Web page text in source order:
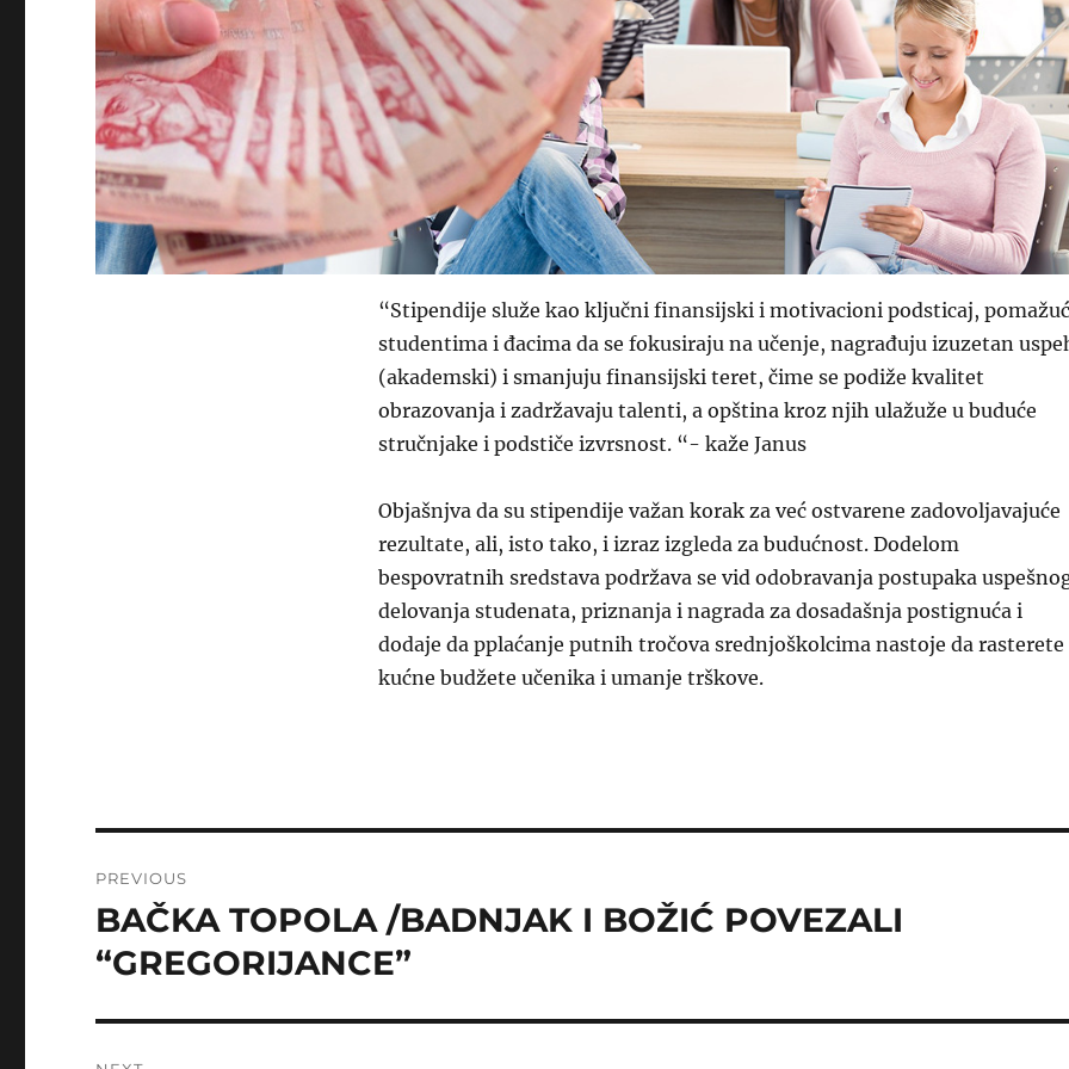
“Stipendije služe kao ključni finansijski i motivacioni podsticaj,
studentima i đacima da se fokusiraju na učenje, nagrađuju izuzetan
(akademski) i smanjuju finansijski teret, čime se podiže kvalitet
obrazovanja i zadržavaju talenti, a opština kroz njih ulažuže u buduće
stručnjake i podstiče izvrsnost. “- kaže Janus
Objašnjva da su stipendije važan korak za već ostvarene zadovoljavajuće
rezultate, ali, isto tako, i izraz izgleda za budućnost. Dodelom
bespovratnih sredstava podržava se vid odobravanja postupaka
delovanja studenata, priznanja i nagrada za dosadašnja postignuća i
dodaje da pplaćanje putnih tročova srednjoškolcima nastoje da rasterete
kućne budžete učenika i umanje trškove.
navigation
PREVIOUS
Previous
post:
BAČKA TOPOLA /BADNJAK I BOŽIĆ POVEZALI
“GREGORIJANCE”